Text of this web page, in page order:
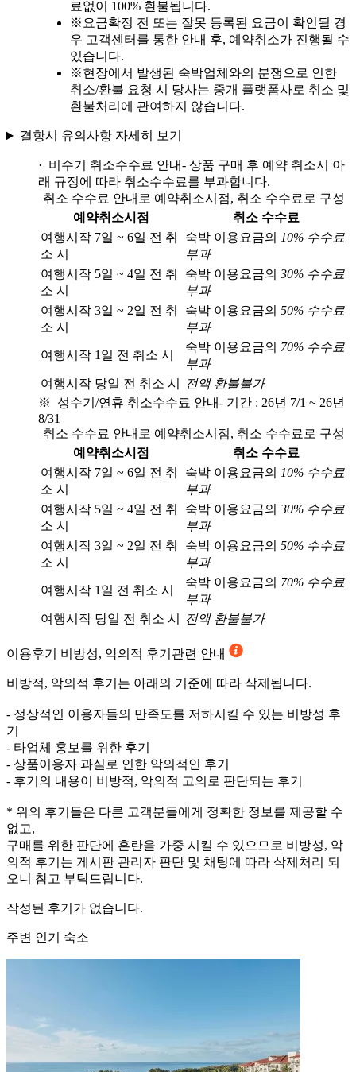
료없이 100% 환불됩니다.
※ 요금확정 전 또는 잘못 등록된 요금이 확인될 경
우 고객센터를 통한 안내 후, 예약취소가 진행될 수
있습니다.
※현장에서 발생된 숙박업체와의 분쟁으로 인한
취소/환불 요청 시 당사는 중개 플랫폼사로 취소 및
환불처리에 관여하지 않습니다.
결항시 유의사항 자세히 보기
· 비수기 취소수수료 안내- 상품 구매 후 예약 취소시 아
래 규정에 따라 취소수수료를 부과합니다.
취소 수수료 안내로 예약취소시점, 취소 수수료로 구성
예약취소시점
취소 수수료
여행시작 7일 ~ 6일 전 취
소 시
숙박 이용요금의 10% 수수료
부과
여행시작 5일 ~ 4일 전 취
소 시
숙박 이용요금의 30% 수수료
부과
여행시작 3일 ~ 2일 전 취
소 시
숙박 이용요금의 50% 수수료
부과
여행시작 1일 전 취소 시
숙박 이용요금의 70% 수수료
부과
여행시작 당일 전 취소 시
전액 환불불가
※ 성수기/연휴 취소수수료 안내- 기간 : 26년 7/1 ~ 26년
8/31
취소 수수료 안내로 예약취소시점, 취소 수수료로 구성
예약취소시점
취소 수수료
여행시작 7일 ~ 6일 전 취
소 시
숙박 이용요금의 10% 수수료
부과
여행시작 5일 ~ 4일 전 취
소 시
숙박 이용요금의 30% 수수료
부과
여행시작 3일 ~ 2일 전 취
소 시
숙박 이용요금의 50% 수수료
부과
여행시작 1일 전 취소 시
숙박 이용요금의 70% 수수료
부과
여행시작 당일 전 취소 시
전액 환불불가
이용후기 비방성, 악의적 후기관련 안내
비방적, 악의적 후기는 아래의 기준에 따라 삭제됩니다.
- 정상적인 이용자들의 만족도를 저하시킬 수 있는 비방성 후
기
- 타업체 홍보를 위한 후기
- 상품이용자 과실로 인한 악의적인 후기
- 후기의 내용이 비방적, 악의적 고의로 판단되는 후기
* 위의 후기들은 다른 고객분들에게 정확한 정보를 제공할 수
없고,
구매를 위한 판단에 혼란을 가중 시킬 수 있으므로 비방성, 악
의적 후기는 게시판 관리자 판단 및 채팅에 따라 삭제처리 되
오니 참고 부탁드립니다.
작성된 후기가 없습니다.
주변 인기 숙소